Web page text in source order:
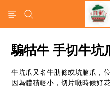
騸牯牛 手切牛坑
牛坑爪又名牛肋條或坑腩爪，
因為體積較小，切片嘅時候好